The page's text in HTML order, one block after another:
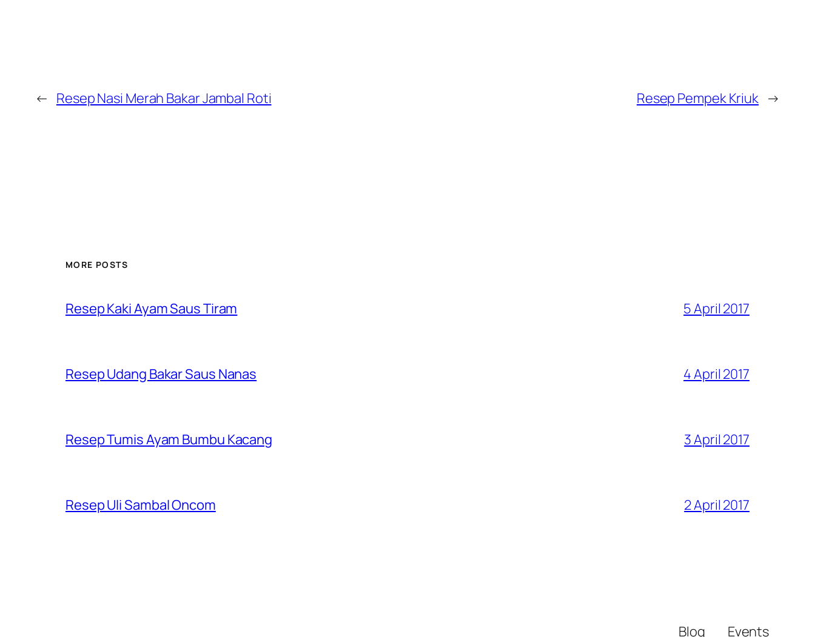
← Resep Nasi Merah Bakar Jambal Roti Resep Pempek Kriuk →
MORE POSTS
Resep Kaki Ayam Saus Tiram 5 April 2017
Resep Udang Bakar Saus Nanas 4 April 2017
Resep Tumis Ayam Bumbu Kacang 3 April 2017
Resep Uli Sambal Oncom 2 April 2017
Blog Events